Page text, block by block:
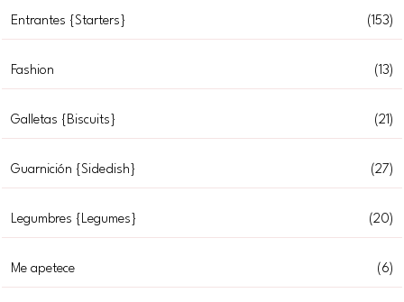
Entrantes {Starters} (153)
Fashion (13)
Galletas {Biscuits} (21)
Guarnición {Sidedish} (27)
Legumbres {Legumes} (20)
Me apetece (6)